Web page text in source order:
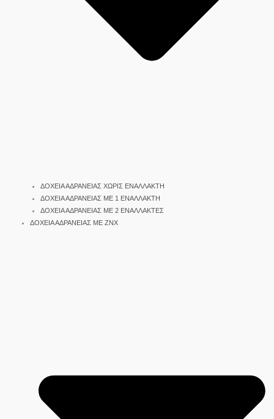
ΔΟΧΕΙΑ ΑΔΡΑΝΕΙΑΣ ΧΩΡΙΣ ΕΝΑΛΛΑΚΤΗ
ΔΟΧΕΙΑ ΑΔΡΑΝΕΙΑΣ ΜΕ 1 ΕΝΑΛΛΑΚΤΗ
ΔΟΧΕΙΑ ΑΔΡΑΝΕΙΑΣ ΜΕ 2 ΕΝΑΛΛΑΚΤΕΣ
ΔΟΧΕΙΑ ΑΔΡΑΝΕΙΑΣ ΜΕ ΖΝΧ